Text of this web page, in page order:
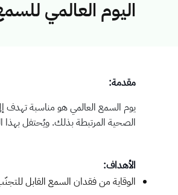
اليوم العالمي للسمع
​​​مقدمة:
يوم السمع العالمي هو مناسبة تهدف
الصحية المرتبطة بذلك. ويُحتفل بهذا اليوم سنويًا في 3 مارس، ويحمل شعار هذا العام: «من المجتمع إلى
الأهداف:
ا​لوقاية من فقدان السمع القابل